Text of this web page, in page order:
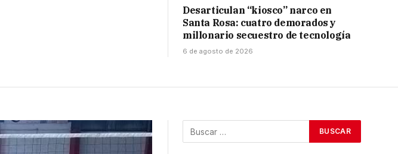
Desarticulan “kiosco” narco en
Santa Rosa: cuatro demorados y
millonario secuestro de tecnología
6 de agosto de 2026